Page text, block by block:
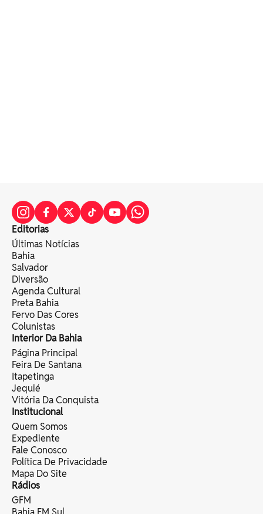
Editorias
Últimas Notícias
Bahia
Salvador
Diversão
Agenda Cultural
Preta Bahia
Fervo Das Cores
Colunistas
Interior Da Bahia
Página Principal
Feira De Santana
Itapetinga
Jequié
Vitória Da Conquista
Institucional
Quem Somos
Expediente
Fale Conosco
Política De Privacidade
Mapa Do Site
Rádios
GFM